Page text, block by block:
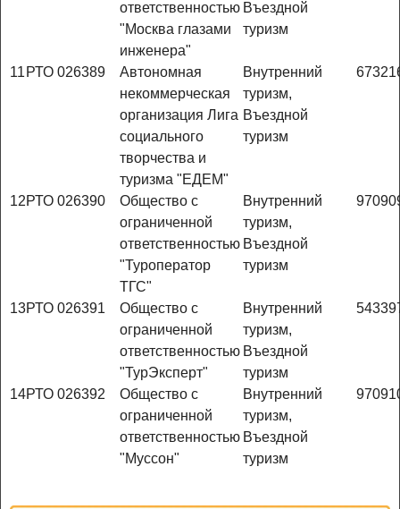
ответственностью
"Москва глазами
инженера"
Въездной
туризм
11 РТО 026389
Автономная
некоммерческая
организация Лига
социального
творчества и
туризма "ЕДЕМ"
Внутренний
туризм,
Въездной
туризм
12РТО 026390
Общество с
ограниченной
ответственностью
"Туроператор
ТГС"
Внутренний
туризм,
Въездной
туризм
13РТО 026391
Общество с
ограниченной
ответственностью
"ТурЭксперт"
Внутренний
туризм,
Въездной
туризм
14РТО 026392
Общество с
ограниченной
ответственностью
"Муссон"
Внутренний
туризм,
Въездной
туризм